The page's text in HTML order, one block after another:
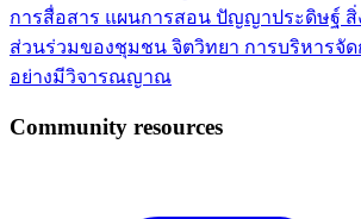
การสื่อสาร แผนการสอน ปัญญาประดิษฐ์
ส่วนร่วมของชุมชน จิตวิทยา การบริหารจัด
อย่างมีวิจารณญาณ
Community resources